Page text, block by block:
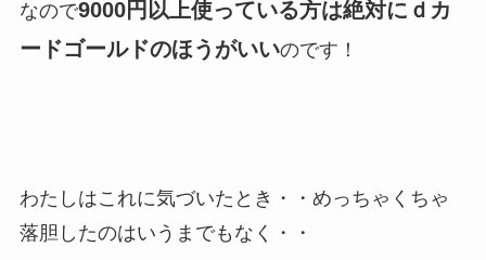
なので9000円以上使っている方は絶対にｄカ
ードゴールドのほうがいいのです！
わたしはこれに気づいたとき・・めっちゃくちゃ
落胆したのはいうまでもなく・・